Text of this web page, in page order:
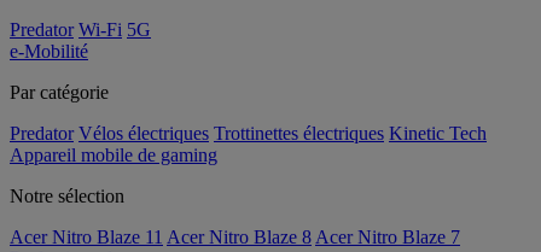
Predator Wi-Fi 5G
e-Mobilité
Par catégorie
Predator Vélos électriques Trottinettes électriques Kinetic Tech
Appareil mobile de gaming
Notre sélection
Acer Nitro Blaze 11 Acer Nitro Blaze 8 Acer Nitro Blaze 7